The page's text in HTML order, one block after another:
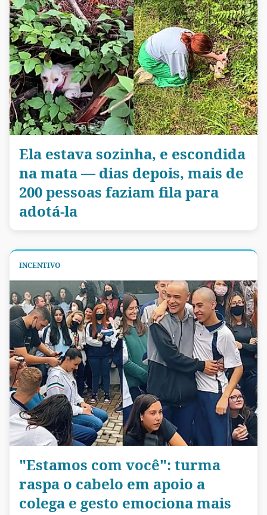
Ela estava sozinha, e escondida
na mata — dias depois, mais de
200 pessoas faziam fila para
adotá-la
INCENTIVO
"Estamos com você": turma
raspa o cabelo em apoio a
colega e gesto emociona mais